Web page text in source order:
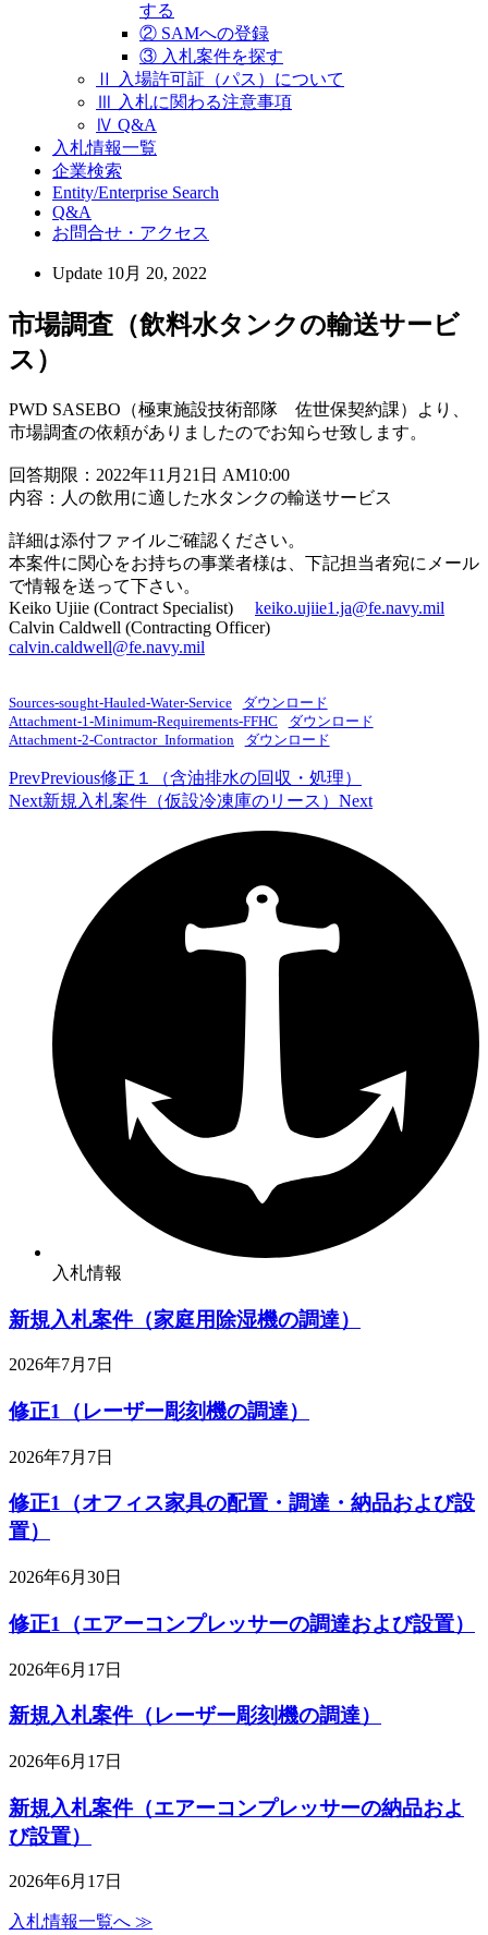
する
② SAMへの登録
③ 入札案件を探す
Ⅱ 入場許可証（パス）について
Ⅲ 入札に関わる注意事項
Ⅳ Q&A
入札情報一覧
企業検索
Entity/Enterprise Search
Q&A
お問合せ・アクセス
Update 10月 20, 2022
市場調査（飲料水タンクの輸送サービ
ス）
PWD SASEBO（極東施設技術部隊 佐世保契約課）より、
市場調査の依頼がありましたのでお知らせ致します。
回答期限：2022年11月21日 AM10:00
内容：人の飲用に適した水タンクの輸送サービス
詳細は添付ファイルご確認ください。
本案件に関心をお持ちの事業者様は、下記担当者宛にメール
で情報を送って下さい。
Keiko Ujiie (Contract Specialist) keiko.ujiie1.ja@fe.navy.mil
Calvin Caldwell (Contracting Officer)
calvin.caldwell@fe.navy.mil
Sources-sought-Hauled-Water-Service
ダウンロード
Attachment-1-Minimum-Requirements-FFHC
ダウンロード
Attachment-2-Contractor_Information
ダウンロード
PrevPrevious修正１（含油排水の回収・処理）
Next新規入札案件（仮設冷凍庫のリース） Next
入札情報
新規入札案件（家庭用除湿機の調達）
2026年7月7日
修正1（レーザー彫刻機の調達）
2026年7月7日
修正1（オフィス家具の配置・調達・納品および設
置）
2026年6月30日
修正1（エアーコンプレッサーの調達および設置）
2026年6月17日
新規入札案件（レーザー彫刻機の調達）
2026年6月17日
新規入札案件（エアーコンプレッサーの納品およ
び設置）
2026年6月17日
入札情報一覧へ ≫